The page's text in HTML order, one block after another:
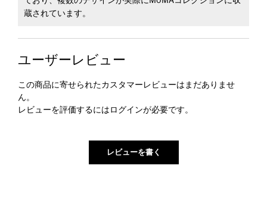
蔵されています。
ユーザーレビュー
この商品に寄せられたカスタマーレビューはまだありませ
ん。
レビューを評価するには ログインが必要です。